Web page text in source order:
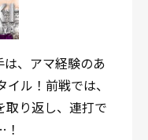
、アマ経験のあ
ル！前戦では、
取り返し、連打で